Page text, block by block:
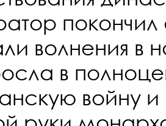
покончил
волнения в
в
войну